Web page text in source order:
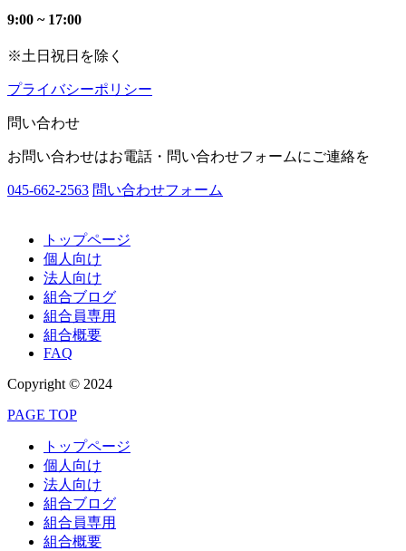
9:00 ~ 17:00
※土日祝日を除く
プライバシーポリシー
問い合わせ
お問い合わせはお電話・問い合わせフォームにご連絡を
045-662-2563 問い合わせフォーム
トップページ
個人向け
法人向け
組合ブログ
組合員専用
組合概要
FAQ
Copyright © 2024
PAGE TOP
トップページ
個人向け
法人向け
組合ブログ
組合員専用
組合概要